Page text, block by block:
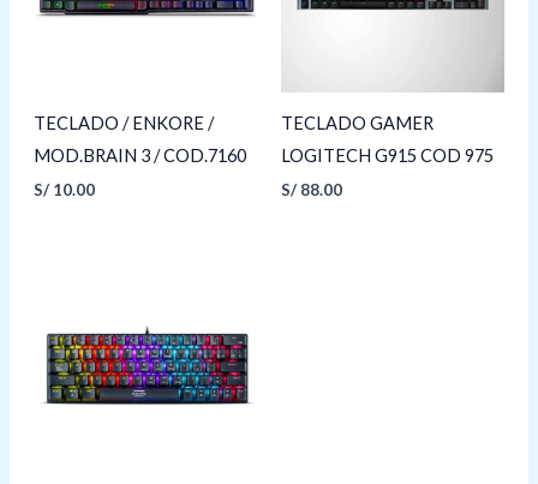
TECLADO / ENKORE /
MOD.BRAIN 3 / COD.7160
S/10.00
TECLADO GAMER
LOGITECH G915 COD 975
S/ 88.00